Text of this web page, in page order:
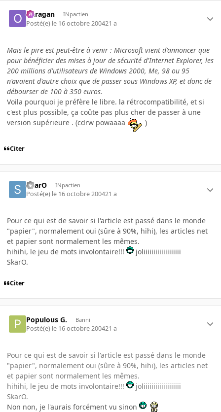
ouragan INpactien
Posté(e) le 16 octobre 200421 a
Mais le pire est peut-être à venir : Microsoft vient d'annoncer que
pour bénéficier des mises à jour de sécurité d'Internet Explorer, les
200 millions d'utilisateurs de Windows 2000, Me, 98 ou 95
n'avaient d'autre choix que de passer sous Windows XP, et donc de
débourser de 100 à 350 euros.
Voila pourquoi je préfère le libre. la rétrocompatibilité, et si
c'est plus possible, ça coûte pas plus cher de passer à une
version supérieure . (cdrw powaaaa
)
Citer
SkarO INpactien
Posté(e) le 16 octobre 200421 a
Pour ce qui est de savoir si l'article est passé dans le monde
"papier", normalement oui (sûre à 90%, hihi), les articles net
et papier sont normalement les mêmes.
hihihi, le jeu de mots involontaire!!!
joliiiiiiiiiiiiiiiiiii
SkarO.
Citer
Populous G. Banni
Posté(e) le 16 octobre 200421 a
Pour ce qui est de savoir si l'article est passé dans le monde
"papier", normalement oui (sûre à 90%, hihi), les articles net
et papier sont normalement les mêmes.
hihihi, le jeu de mots involontaire!!!
joliiiiiiiiiiiiiiiiiii
SkarO.
Non non, je l'aurais forcément vu sinon